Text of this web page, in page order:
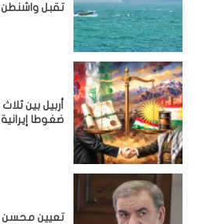
تقبل واشنطن
أربيل بين
ضغوطا
تعيين محسن